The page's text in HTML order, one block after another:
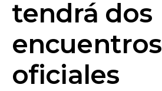
tendrá dos
encuentros
oficiales